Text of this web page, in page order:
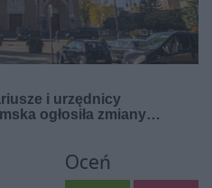
Oceń